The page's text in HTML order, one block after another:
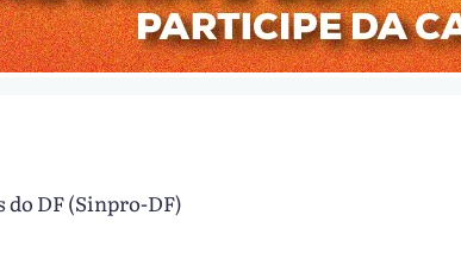
do DF (Sinpro-DF)